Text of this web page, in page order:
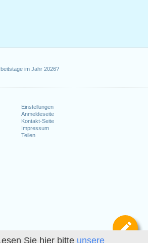
Sie hier bitte unsere
im Jahr 2026?
Einstellungen
Anmeldeseite
Kontakt-Seite
Impressum
Teilen